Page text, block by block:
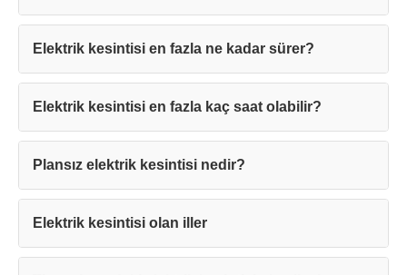
Elektrik kesintisi en fazla ne kadar sürer?
Elektrik kesintisi en fazla kaç saat olabilir?
Plansız elektrik kesintisi nedir?
Elektrik kesintisi olan iller
Teşekkürler!
Mesajınız başarıyla ulaştırıldı. En kısa
sürede sizinle iletişime geçilecektir.